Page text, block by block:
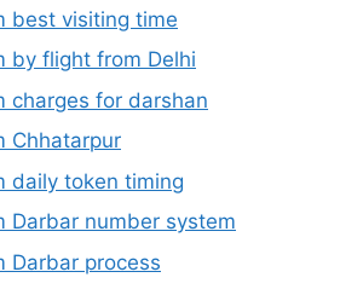
best visiting time
by flight from Delhi
charges for darshan
Chhatarpur
daily token timing
Darbar number system
Darbar process